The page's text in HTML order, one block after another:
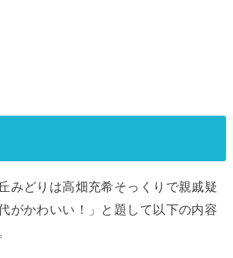
みどりは高畑充希そっくりで親戚疑
がかわいい！」と題して以下の内容